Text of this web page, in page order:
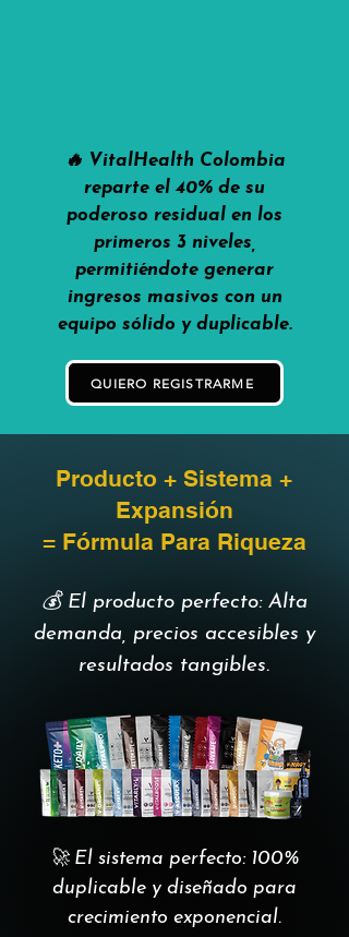
🔥 VitalHealth Colombia
reparte el 40% de su
poderoso residual en los
primeros 3 niveles,
permitiéndote generar
ingresos masivos con un
equipo sólido y duplicable.
QUIERO REGISTRARME
Producto + Sistema +
Expansión
= Fórmula Para Riqueza
💰 El producto perfecto: Alta
demanda, precios accesibles y
resultados tangibles.
🚀 El sistema perfecto: 100%
duplicable y diseñado para
crecimiento exponencial.